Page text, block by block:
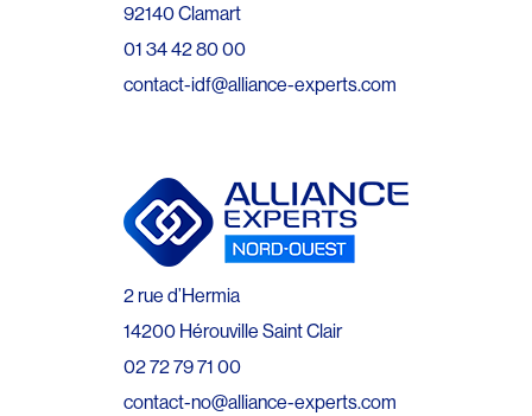
92140 Clamart
01 34 42 80 00
contact-idf@alliance-experts.com
2 rue d’Hermia
14200 Hérouville Saint Clair
02 72 79 71 00
contact-no@alliance-experts.com